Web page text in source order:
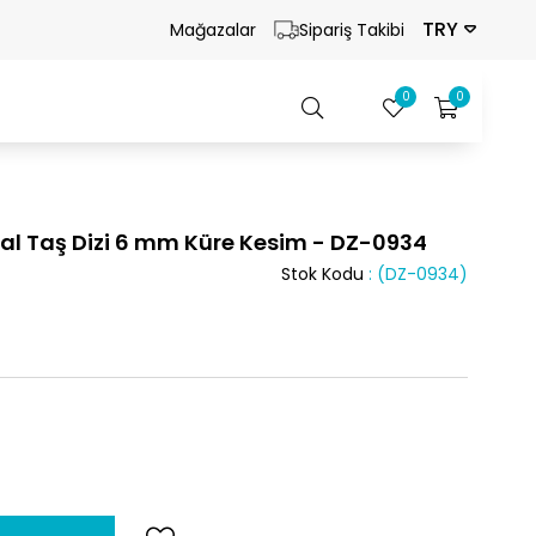
Mağazalar Sipariş Takibi TRY
0
0
Taş Dizi 6 mm Küre Kesim - DZ-0934
(DZ-0934)
Stok Kodu